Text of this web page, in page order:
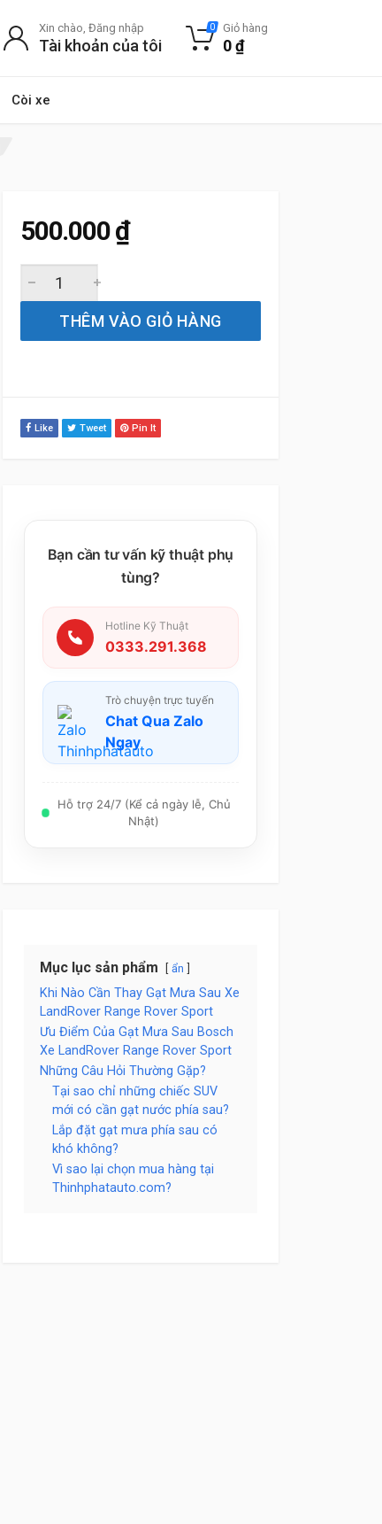
Còi xe
Xin chào, Đăng nhập
Tài khoản của tôi
0 Giỏ hàng
0₫
500.000₫
THÊM VÀO GIỎ HÀNG
Like Tweet Pin It
Bạn cần tư vấn kỹ thuật phụ
tùng?
Hotline Kỹ Thuật
0333.291.368
Trò chuyện trực tuyến
Chat Qua Zalo
Ngay
Hỗ trợ 24/7 (Kể cả ngày lễ, Chủ
Nhật)
Mục lục sản phẩm ẩn
Khi Nào Cần Thay Gạt Mưa Sau Xe
LandRover Range Rover Sport
Ưu Điểm Của Gạt Mưa Sau Bosch
Xe LandRover Range Rover Sport
Những Câu Hỏi Thường Gặp?
Tại sao chỉ những chiếc SUV
mới có cần gạt nước phía sau?
Lắp đặt gạt mưa phía sau có
khó không?
Vì sao lại chọn mua hàng tại
Thinhphatauto.com?